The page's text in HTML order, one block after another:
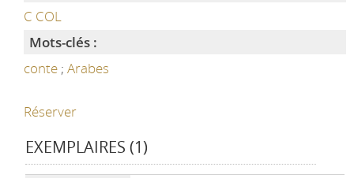
C COL
Mots-clés :
conte ; Arabes
Réserver
EXEMPLAIRES (1)